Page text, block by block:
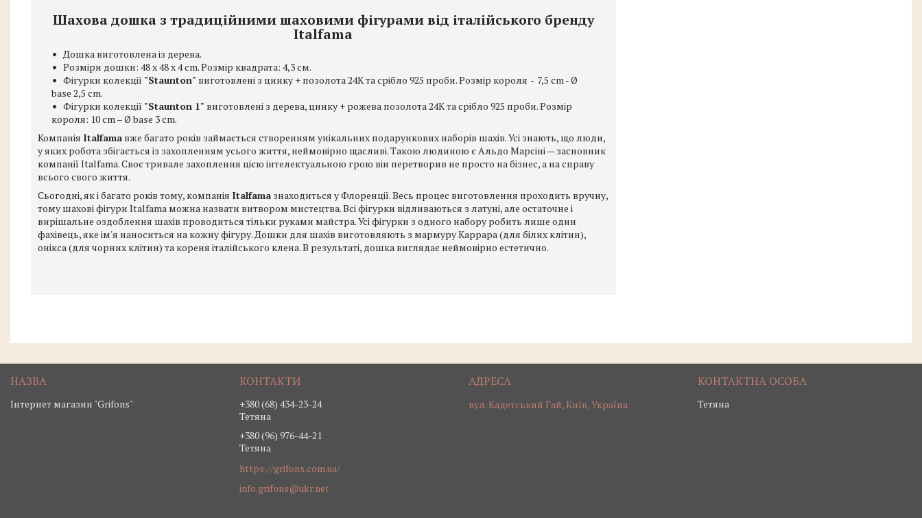
Шахова дошка з традиційними шаховими фігурами від італійського бренду
Italfama
Дошка виготовлена із дерева.
Розміри дошки: 48 x 48 x 4 cm. Розмір квадрата: 4,3 см.
Фігурки колекції "Staunton" виготовлені з цинку + позолота 24К та срібло 925 проби. Розмір короля - 7,5 cm - Ø
base 2,5 cm.
Фігурки колекції "Staunton 1" виготовлені з дерева, цинку + рожева позолота 24К та срібло 925 проби. Розмір
короля: 10 cm – Ø base 3 cm.
Компанія Italfama вже багато років займається створенням унікальних подарункових наборів шахів. Усі знають, що люди,
у яких робота збігається із захопленням усього життя, неймовірно щасливі. Такою людиною є Альдо Марсіні — засновник
компанії Italfama. Своє тривале захоплення цією інтелектуальною грою він перетворив не просто на бізнес, а на справу
всього свого життя.
Сьогодні, як і багато років тому, компанія Italfama знаходиться у Флоренції. Весь процес виготовлення проходить вручну,
тому шахові фігури Italfama можна назвати витвором мистецтва. Всі фігурки відливаються з латуні, але остаточне і
вирішальне оздоблення шахів проводиться тільки руками майстра. Усі фігурки з одного набору робить лише один
фахівець, яке ім'я наноситься на кожну фігуру. Дошки для шахів виготовляють з мармуру Каррара (для білих клітин),
онікса (для чорних клітин) та кореня італійського клена. В результаті, дошка виглядає неймовірно естетично.
Інтернет магазин "Grifons"
+380 (68) 434-23-24
Тетяна
+380 (96) 976-44-21
Тетяна
https://grifons.com.ua/
info.grifons@ukr.net
вул. Кадетський Гай, Київ, Україна Тетяна